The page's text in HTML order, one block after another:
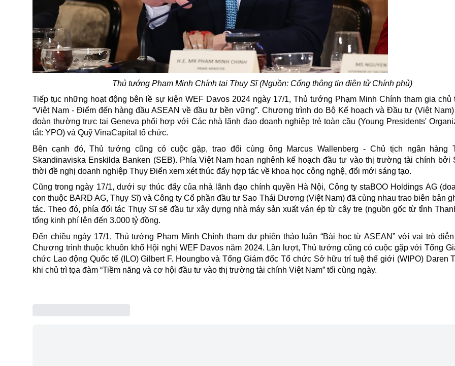
Thủ tướng Phạm Minh Chính tại Thụy Sĩ (Nguồn: Cổng thông tin điện tử Chính phủ)
Tiếp tục những hoạt động bên lề sự kiện WEF Davos 2024 ngày 17/1, Thủ tướng Phạm Minh Chính tham gia chủ
“Việt Nam - Điểm đến hàng đầu ASEAN về đầu tư bền vững”. Chương trình do Bộ Kế hoạch và Đầu tư (Việt
đoàn thường trực tại Geneva phối hợp với Các nhà lãnh đạo doanh nghiệp trẻ toàn cầu (Young Presidents'
tắt: YPO) và Quỹ VinaCapital tổ chức.
Bên cạnh đó, Thủ tướng cũng có cuộc gặp, trao đổi cùng ông Marcus Wallenberg - Chủ tịch ngân hàng
Skandinaviska Enskilda Banken (SEB). Phía Việt Nam hoan nghênh kế hoạch đầu tư vào thị trường tài chính bởi
thời đề nghị doanh nghiệp Thụy Điển xem xét thúc đẩy hợp tác về khoa học công nghệ, đổi mới sáng tạo.
Cũng trong ngày 17/1, dưới sự thúc đẩy của nhà lãnh đạo chính quyền Hà Nội, Công ty staBOO Holdings AG
con thuộc BARD AG, Thụy Sĩ) và Công ty Cổ phần đầu tư Sao Thái Dương (Việt Nam) đã cùng nhau trao biên bản
tác. Theo đó, phía đối tác Thụy Sĩsẽ đầu tư xây dựng nhà máy sản xuất ván ép từ cây tre (nguồn gốc từ tỉnh
tổng kinh phí lên đến 3.000 tỷ đồng.
Đến chiều ngày 17/1, Thủ tướng Phạm Minh Chính tham dự phiên thảo luận “Bài học từ ASEAN” với vai trò
Chương trình thuộc khuôn khổ Hội nghị WEF Davos năm 2024. Lần lượt, Thủ tướng cũng có cuộc gặp với Tổng
chức Lao động Quốc tế (ILO) Gilbert F. Houngbo và Tổng Giám đốc Tổ chức Sở hữu trí tuệ thế giới (WIPO) Daren
khi chủ trì tọa đàm “Tiềm năng và cơ hội đầu tư vào thị trường tài chính Việt Nam” tối cùng ngày.